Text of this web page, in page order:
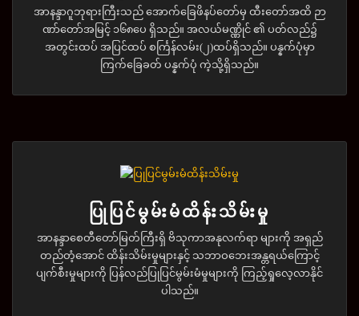
အာနန္ဒာဂူဘုရားကြီးသည် အောက်ခြေဖိနပ်တော်မှ ထီးတော်အထိ ဉာ
ဏာ်တော်အမြင့် ၁၆၈ပေ ရှိသည်။ အလယ်မဏ္ဏိုင် ၏ ပတ်လည်၌
အတွင်းထပ် အပြင်ထပ် စင်္ကြန်လမ်း(၂)ထပ်ရှိသည်။ ပန္နက်ပုံမှာ
ကြက်ခြေခတ် ပန္နက်ပုံ ကဲ့သို့ရှိသည်။
ပြုပြင်မွမ်းမံထိန်းသိမ်းမှု
အာနန္ဒာစေတီတော်မြတ်ကြီးရှိ ဗိသုကာအနုလက်ရာ များကို အရှည်
တည်တံ့အောင် ထိန်းသိမ်းမှုများနှင့် သဘာဝဘေးအန္တရယ်ကြောင့်
ပျက်စီးမှုများကို ပြန်လည်ပြုပြင်မွမ်းမံမှုများကို ကြည့်ရှုလေ့လာနိုင်
ပါသည်။